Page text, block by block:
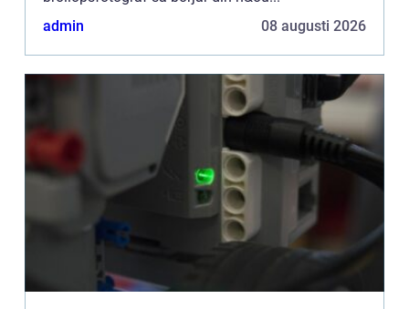
admin
08 augusti 2026